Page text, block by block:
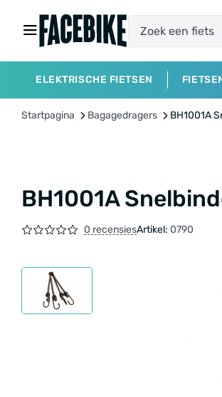
ELEKTRISCHE FIETSEN
Startpagina Bagagedragers BH1001A
BH1001A
0 recensiesArtikel: 0790